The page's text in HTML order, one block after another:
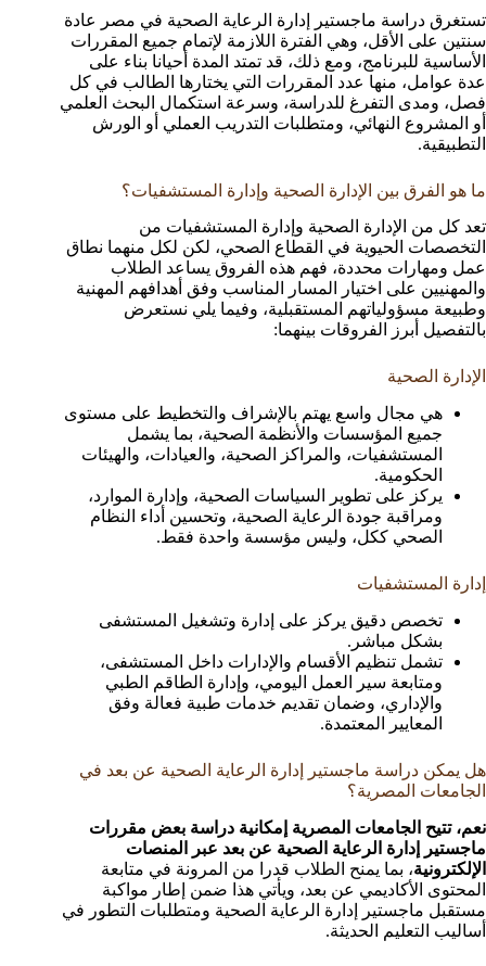
تستغرق دراسة ماجستير إدارة الرعاية الصحية في مصر عادة
سنتين على الأقل، وهي الفترة اللازمة لإتمام جميع المقررات
الأساسية للبرنامج، ومع ذلك، قد تمتد المدة أحيانا بناء على
عدة عوامل، منها عدد المقررات التي يختارها الطالب في كل
فصل، ومدى التفرغ للدراسة، وسرعة استكمال البحث العلمي
أو المشروع النهائي، ومتطلبات التدريب العملي أو الورش
التطبيقية.
ما هو الفرق بين الإدارة الصحية وإدارة المستشفيات؟
تعد كل من الإدارة الصحية وإدارة المستشفيات من
التخصصات الحيوية في القطاع الصحي، لكن لكل منهما نطاق
عمل ومهارات محددة، فهم هذه الفروق يساعد الطلاب
والمهنيين على اختيار المسار المناسب وفق أهدافهم المهنية
وطبيعة مسؤولياتهم المستقبلية، وفيما يلي نستعرض
بالتفصيل أبرز الفروقات بينهما:
الإدارة الصحية
هي مجال واسع يهتم بالإشراف والتخطيط على مستوى
جميع المؤسسات والأنظمة الصحية، بما يشمل
المستشفيات، والمراكز الصحية، والعيادات، والهيئات
الحكومية.
يركز على تطوير السياسات الصحية، وإدارة الموارد،
ومراقبة جودة الرعاية الصحية، وتحسين أداء النظام
الصحي ككل، وليس مؤسسة واحدة فقط.
إدارة المستشفيات
تخصص دقيق يركز على إدارة وتشغيل المستشفى
بشكل مباشر.
تشمل تنظيم الأقسام والإدارات داخل المستشفى،
ومتابعة سير العمل اليومي، وإدارة الطاقم الطبي
والإداري، وضمان تقديم خدمات طبية فعالة وفق
المعايير المعتمدة.
هل يمكن دراسة ماجستير إدارة الرعاية الصحية عن بعد في
الجامعات المصرية؟
نعم، تتيح الجامعات المصرية إمكانية دراسة بعض مقررات
ماجستير إدارة الرعاية الصحية عن بعد عبر المنصات
الإلكترونية، بما يمنح الطلاب قدرا من المرونة في متابعة
المحتوى الأكاديمي عن بعد، ويأتي هذا ضمن إطار مواكبة
مستقبل ماجستير إدارة الرعاية الصحية ومتطلبات التطور في
أساليب التعليم الحديثة.